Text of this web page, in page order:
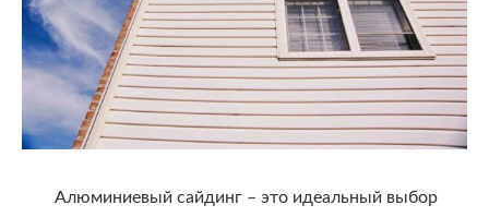
Алюминиевый сайдинг – это идеальный выбор